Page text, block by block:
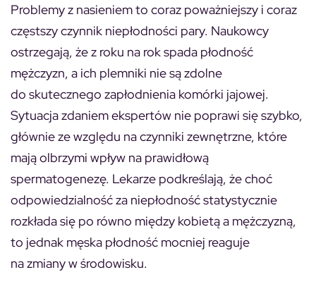
Problemy z nasieniem to coraz poważniejszy i coraz
częstszy czynnik niepłodności pary. Naukowcy
ostrzegają, że z roku na rok spada płodność
mężczyzn, a ich plemniki nie są zdolne
do skutecznego zapłodnienia komórki jajowej.
Sytuacja zdaniem ekspertów nie poprawi się szybko,
głównie ze względu na czynniki zewnętrzne, które
mają olbrzymi wpływ na prawidłową
spermatogenezę. Lekarze podkreślają, że choć
odpowiedzialność za niepłodność statystycznie
rozkłada się po równo między kobietą a mężczyzną,
to jednak męska płodność mocniej reaguje
na zmiany w środowisku.